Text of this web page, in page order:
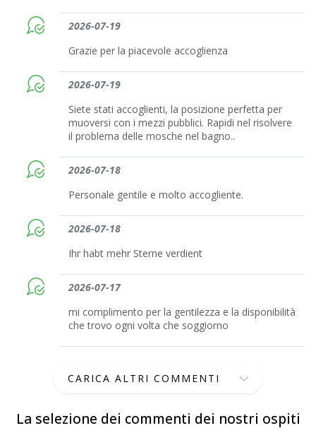
La selezione dei commenti dei nostri ospiti
2026-07-19
Grazie per la piacevole accoglienza
2026-07-19
Siete stati accoglienti, la posizione perfetta per
muoversi con i mezzi pubblici. Rapidi nel risolvere
il problema delle mosche nel bagno..
2026-07-18
Personale gentile e molto accogliente.
2026-07-18
Ihr habt mehr Sterne verdient
2026-07-17
mi complimento per la gentilezza e la disponibilità
che trovo ogni volta che soggiorno
CARICA ALTRI COMMENTI